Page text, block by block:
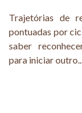
Trajetórias de
pontuadas por
saber
para iniciar outro....